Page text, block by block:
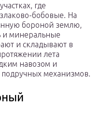
где
бобовые. На
бороной землю,
и минеральные
и складывают в
лета
навозом и
механизмов.